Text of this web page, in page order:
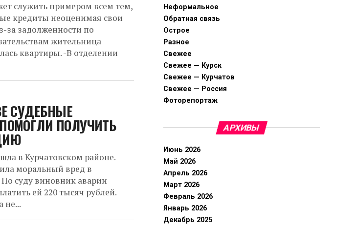
служить примером всем тем,
кредиты неоценимая свои
за задолженности по
жительница
квартиры. -В отделении
СУДЕБНЫЕ
ПОЛУЧИТЬ
в Курчатовском районе.
моральный вред в
По суду виновник аварии
ей 220 тысяч рублей.
не...
Неформальное
Обратная связь
Острое
Разное
Свежее
Свежее — Курск
Свежее — Курчатов
Свежее — Россия
Фоторепортаж
АРХИВЫ
Июнь 2026
Май 2026
Апрель 2026
Март 2026
Февраль 2026
Январь 2026
Декабрь 2025